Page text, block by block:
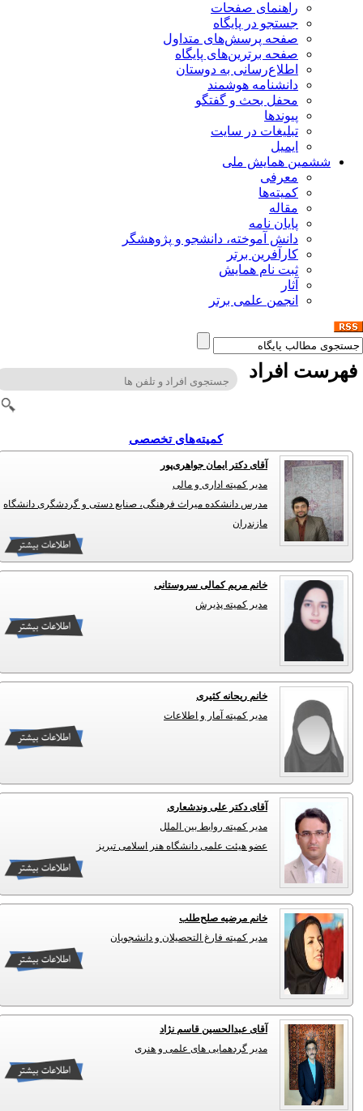
راهنمای صفحات
جستجو در پایگاه
صفحه پرسش‌های متداول
صفحه برترین‌های پایگاه
اطلاع‌رسانی به دوستان
دانشنامه هوشمند
محفل بحث و گفتگو
پیوندها
تبلیغات در سایت
ایمیل
ششمین همایش ملی
معرفی
کمیته‌ها
مقاله
پایان نامه
دانش آموخته، دانشجو و پژوهشگر
کارآفرین برتر
ثبت نام همایش
آثار
انجمن علمی برتر
افراد
کمیته‌های تخصصی
آقای دکتر ایمان جواهری‌پور
مدیر کمیته اداری و مالی
مدرس دانشکده میراث فرهنگی، صنایع دستی و گردشگری دانشگاه
مازندران
خانم مریم کمالی سروستانی
مدیر کمیته پذیرش
خانم ریحانه کثیری
مدیر کمیته آمار و اطلاعات
آقای دکتر علی وندشعاری
مدیر کمیته روابط بین الملل
عضو هیئت علمی دانشگاه هنر اسلامی تبریز
خانم مرضیه صلح‌طلب
مدیر کمیته فارغ التحصیلان و دانشجویان
آقای عبدالحسین قاسم نژاد
مدیر گردهمایی های علمی و هنری